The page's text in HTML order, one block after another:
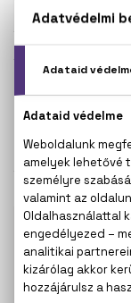
Törzsvásárlóknak
100% eredeti
garanciával
Kérdésed
20 267 5125